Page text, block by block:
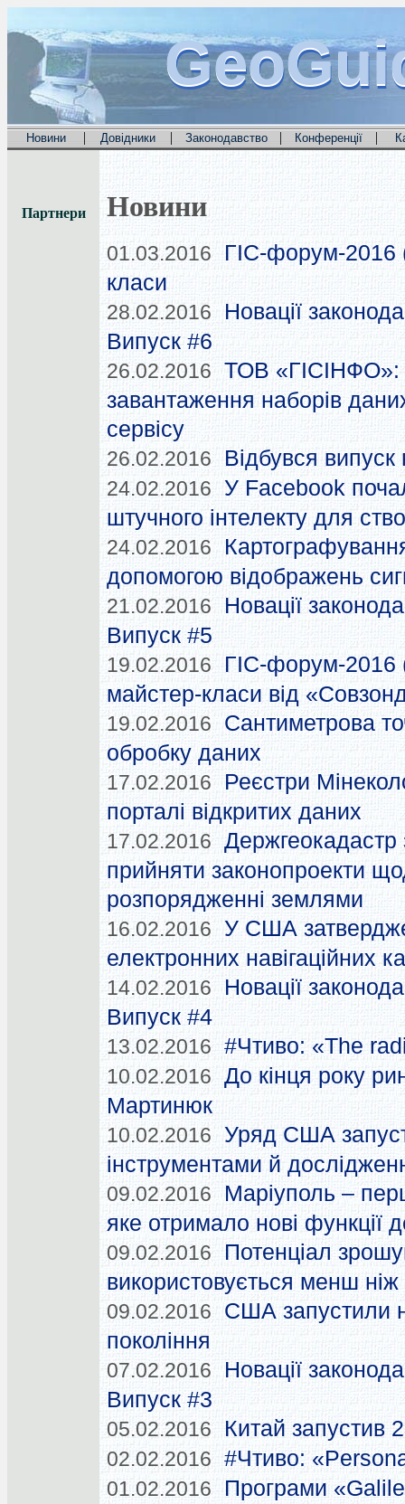
Новини | Довідники | Законодавство | Конференції |
Партнери Новини
01.03.2016
ГІС-форум-2016
класи
28.02.2016
Новації
Випуск #6
26.02.2016 ТОВ «ГІСІНФО»:
завантаження наборів
сервісу
26.02.2016 Відбувся випуск
24.02.2016 У Facebook
штучного інтелекту для
24.02.2016
допомогою відображень
21.02.2016
Новації
Випуск #5
19.02.2016
ГІС-форум-2016
майстер-класи від
19.02.2016
Сантиметрова
обробку даних
17.02.2016
Реєстри
порталі відкритих даних
17.02.2016 Держгеокадастр
прийняти законопроекти
розпорядженні землями
16.02.2016 У США
електронних навігаційних
14.02.2016
Новації
Випуск #4
13.02.2016 #Чтиво: «The
10.02.2016 До кінця року
Мартинюк
10.02.2016 Уряд США
інструментами й
09.02.2016
Маріуполь –
яке отримало нові функції
09.02.2016
Потенціал
використовується менш ніж
09.02.2016
США запустили
покоління
07.02.2016
Новації
Випуск #3
05.02.2016 Китай запустив
02.02.2016 #Чтиво:
01.02.2016
Програми